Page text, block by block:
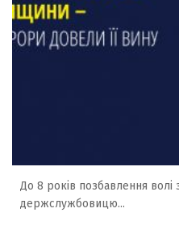
До 8 років позбавлення
держслужбовицю...